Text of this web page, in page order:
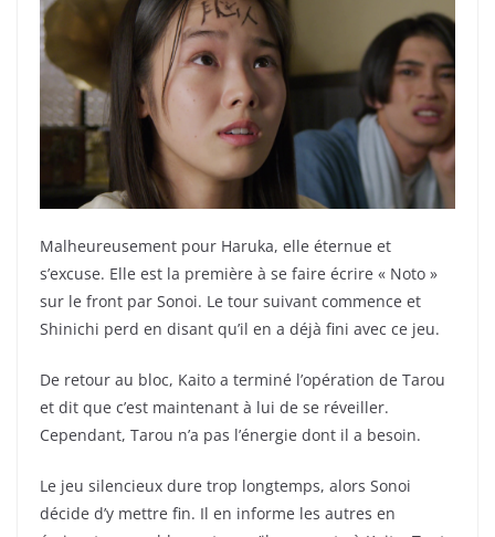
Malheureusement pour Haruka, elle éternue et
s’excuse. Elle est la première à se faire écrire « Noto »
sur le front par Sonoi. Le tour suivant commence et
Shinichi perd en disant qu’il en a déjà fini avec ce jeu.
De retour au bloc, Kaito a terminé l’opération de Tarou
et dit que c’est maintenant à lui de se réveiller.
Cependant, Tarou n’a pas l’énergie dont il a besoin.
Le jeu silencieux dure trop longtemps, alors Sonoi
décide d’y mettre fin. Il en informe les autres en